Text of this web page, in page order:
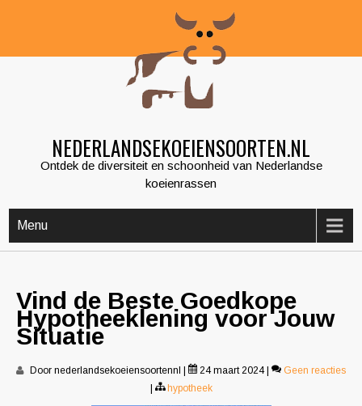
NEDERLANDSEKOEIENSOORTEN.NL
Ontdek de diversiteit en schoonheid van Nederlandse
koeienrassen
Menu
Vind de Beste Goedkope
Hypotheeklening voor Jouw
Situatie
Door nederlandsekoeiensoortennl 24 maart 2024
Geen reacties
hypotheek